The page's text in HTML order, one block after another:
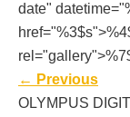
date"
← Previous
OLYMPUS